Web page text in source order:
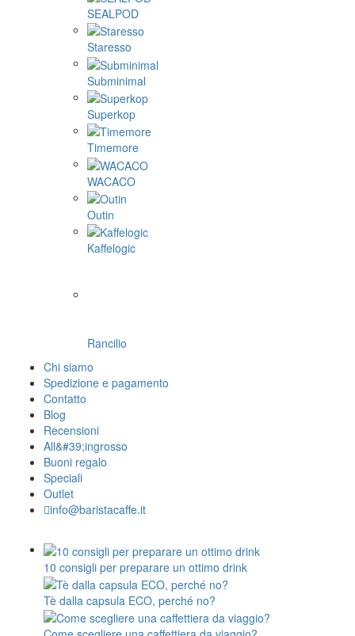
SEALPOD
Staresso
Subminimal
Superkop
Timemore
WACACO
Outin
Kaffelogic
Rancilio
Chi siamo
Spedizione e pagamento
Contatto
Blog
Recensioni
All&#39;ingrosso
Buoni regalo
Speciali
Outlet
info@baristacaffe.it
10 consigli per preparare un ottimo drink
Tè dalla capsula ECO, perché no?